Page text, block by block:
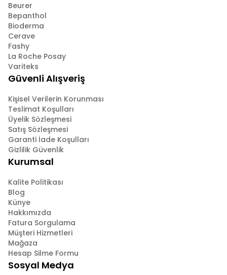
Beurer
Bepanthol
Bioderma
Cerave
Fashy
La Roche Posay
Variteks
Güvenli Alışveriş
Kişisel Verilerin Korunması
Teslimat Koşulları
Üyelik Sözleşmesi
Satış Sözleşmesi
Garanti İade Koşulları
Gizlilik Güvenlik
Kurumsal
Kalite Politikası
Blog
Künye
Hakkımızda
Fatura Sorgulama
Müşteri Hizmetleri
Mağaza
Hesap Silme Formu
Sosyal Medya